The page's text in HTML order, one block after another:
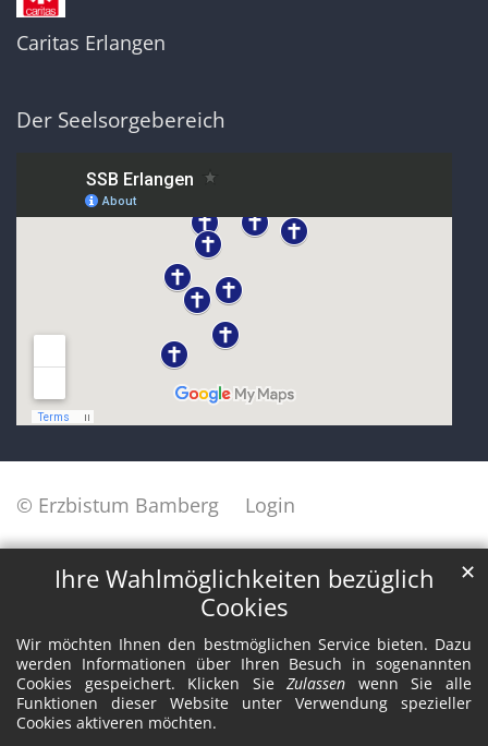
Ihre Wahlmöglichkeiten bezüglich
Cookies
Wir möchten Ihnen den bestmöglichen Service bieten. Dazu
werden Informationen über Ihren Besuch in sogenannten
Cookies gespeichert. Klicken SieZulassen wenn Sie alle
Funktionen dieser Website unter Verwendung spezieller
Cookies aktiveren möchten.
✕
Caritas Erlangen
Der Seelsorgebereich
© Erzbistum Bamberg Login